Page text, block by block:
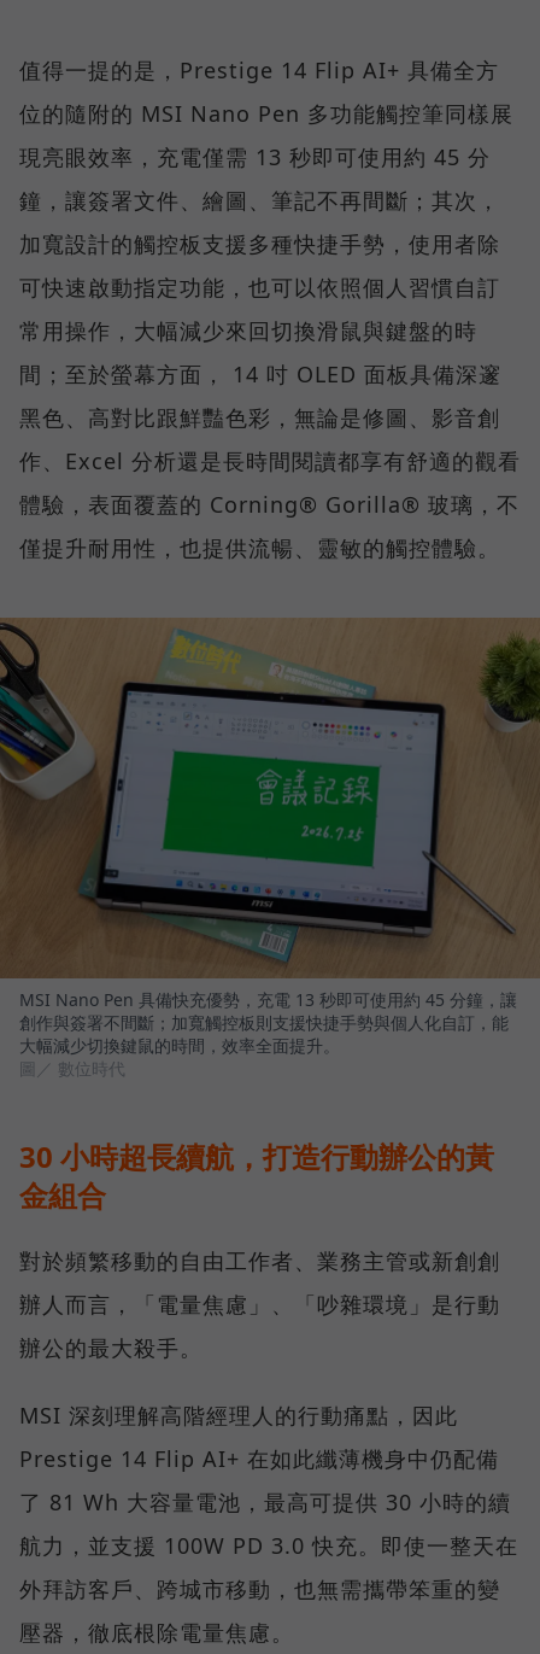
值得一提的是，Prestige 14 Flip AI+ 具備全方
位的隨附的 MSI Nano Pen 多功能觸控筆同樣展
現亮眼效率，充電僅需 13 秒即可使用約 45 分
鐘，讓簽署文件、繪圖、筆記不再間斷；其次，
加寬設計的觸控板支援多種快捷手勢，使用者除
可快速啟動指定功能，也可以依照個人習慣自訂
常用操作，大幅減少來回切換滑鼠與鍵盤的時
間；至於螢幕方面， 14 吋 OLED 面板具備深邃
黑色、高對比跟鮮豔色彩，無論是修圖、影音創
作、Excel 分析還是長時間閱讀都享有舒適的觀看
體驗，表面覆蓋的 Corning® Gorilla® 玻璃，不
僅提升耐用性，也提供流暢、靈敏的觸控體驗。
MSI Nano Pen 具備快充優勢，充電 13 秒即可使用約 45 分鐘，讓
創作與簽署不間斷；加寬觸控板則支援快捷手勢與個人化自訂，能
大幅減少切換鍵鼠的時間，效率全面提升。
圖／ 數位時代
30 小時超長續航，打造行動辦公的黃
金組合
對於頻繁移動的自由工作者、業務主管或新創創
辦人而言，「電量焦慮」、「吵雜環境」是行動
辦公的最大殺手。
MSI 深刻理解高階經理人的行動痛點，因此
Prestige 14 Flip AI+ 在如此纖薄機身中仍配備
了 81 Wh 大容量電池，最高可提供 30 小時的續
航力，並支援 100W PD 3.0 快充。即使一整天在
外拜訪客戶、跨城市移動，也無需攜帶笨重的變
壓器，徹底根除電量焦慮。